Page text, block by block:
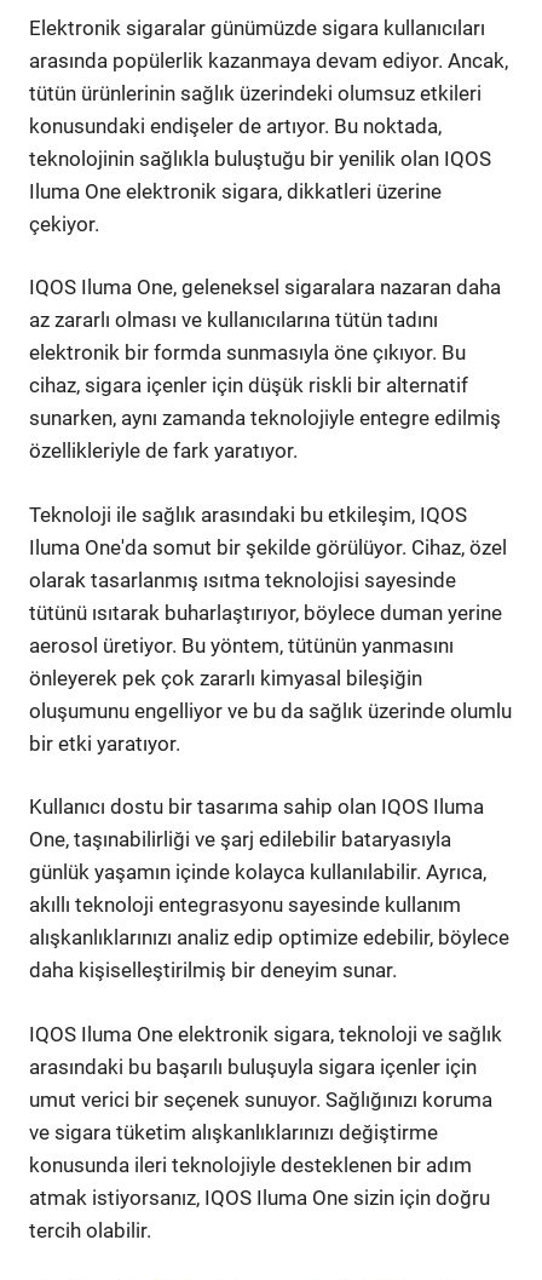
Elektronik sigaralar günümüzde sigara kullanıcıları
arasında popülerlik kazanmaya devam ediyor. Ancak,
tütün ürünlerinin sağlık üzerindeki olumsuz etkileri
konusundaki endişeler de artıyor. Bu noktada,
teknolojinin sağlıkla buluştuğu bir yenilik olan IQOS
Iluma One elektronik sigara, dikkatleri üzerine
çekiyor.
IQOS Iluma One, geleneksel sigaralara nazaran daha
az zararlı olması ve kullanıcılarına tütün tadını
elektronik bir formda sunmasıyla öne çıkıyor. Bu
cihaz, sigara içenler için düşük riskli bir alternatif
sunarken, aynı zamanda teknolojiyle entegre edilmiş
özellikleriyle de fark yaratıyor.
Teknoloji ile sağlık arasındaki bu etkileşim, IQOS
Iluma One'da somut bir şekilde görülüyor. Cihaz, özel
olarak tasarlanmış ısıtma teknolojisi sayesinde
tütünü ısıtarak buharlaştırıyor, böylece duman yerine
aerosol üretiyor. Bu yöntem, tütünün yanmasını
önleyerek pek çok zararlı kimyasal bileşiğin
oluşumunu engelliyor ve bu da sağlık üzerinde olumlu
bir etki yaratıyor.
Kullanıcı dostu bir tasarıma sahip olan IQOS Iluma
One, taşınabilirliği ve şarj edilebilir bataryasıyla
günlük yaşamın içinde kolayca kullanılabilir. Ayrıca,
akıllı teknoloji entegrasyonu sayesinde kullanım
alışkanlıklarınızı analiz edip optimize edebilir, böylece
daha kişiselleştirilmiş bir deneyim sunar.
IQOS Iluma One elektronik sigara, teknoloji ve sağlık
arasındaki bu başarılı buluşuyla sigara içenler için
umut verici bir seçenek sunuyor. Sağlığınızı koruma
ve sigara tüketim alışkanlıklarınızı değiştirme
konusunda ileri teknolojiyle desteklenen bir adım
atmak istiyorsanız, IQOS Iluma One sizin için doğru
tercih olabilir.